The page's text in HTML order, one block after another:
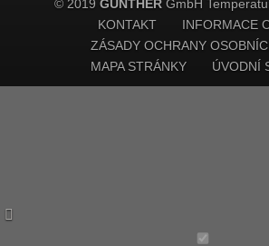
© 2019 GÜNTHER GmbH
KONTAKT
INFORMACE
ZÁSADY OCHRANY
MAPA STRÁNKY
ÚVODNÍ